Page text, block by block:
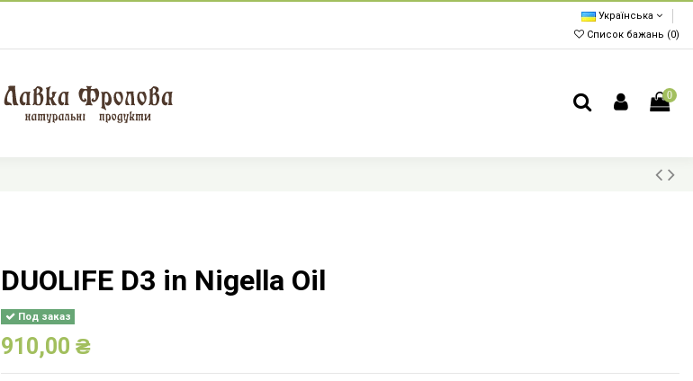
Українська
Список бажань (0)
0
DUOLIFE D3 in Nigella Oil
Под заказ
910,00 ₴